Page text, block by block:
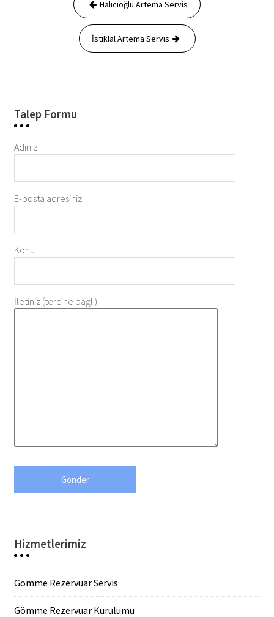
gezinmesi
Halıcıoğlu Artema Servis
İstiklal Artema Servis
Talep Formu
Adınız
E-posta adresiniz
Konu
İletiniz (tercihe bağlı)
Hizmetlerimiz
Gömme Rezervuar Servis
Gömme Rezervuar Kurulumu